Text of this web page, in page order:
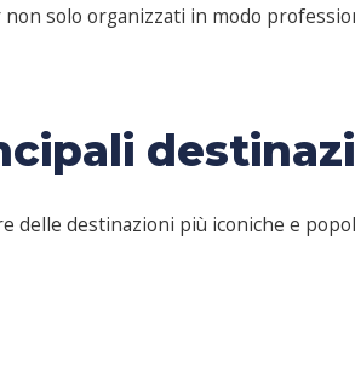
solo organizzati in modo
destinazioni più iconiche e